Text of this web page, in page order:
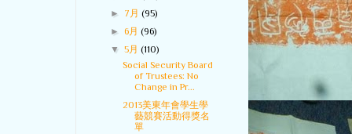
► 7月(95)
►6月(96)
▼5月(110)
Social Security Board
of Trustees: No
Change in Pr...
2013美東年會學生學
藝競賽活動得獎名
單